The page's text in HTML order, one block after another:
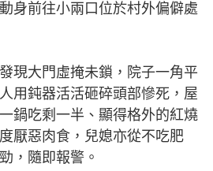
身前往小兩口位於村外偏僻處
現大門虛掩未鎖，院子一角平
用鈍器活活砸碎頭部慘死，屋
鍋吃剩一半、顯得格外的紅燒
厭惡肉食，兒媳亦從不吃肥
，隨即報警。